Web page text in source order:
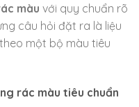
màu với quy chuẩn rõ
câu hỏi đặt ra là liệu
một bộ màu tiêu
rác màu tiêu chuẩn